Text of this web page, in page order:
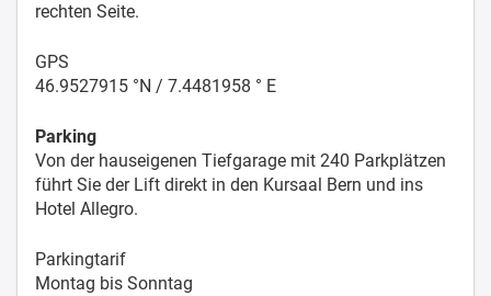
rechten Seite.
GPS
46.9527915 °N / 7.4481958 ° E
Parking
Von der hauseigenen Tiefgarage mit 240 Parkplätzen
führt Sie der Lift direkt in den Kursaal Bern und ins
Hotel Allegro.
Parkingtarif
Montag bis Sonntag